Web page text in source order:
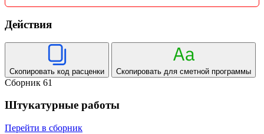
Действия
Скопировать код расценки Скопировать для сметной программы
Сборник 61
Штукатурные работы
Перейти в сборник